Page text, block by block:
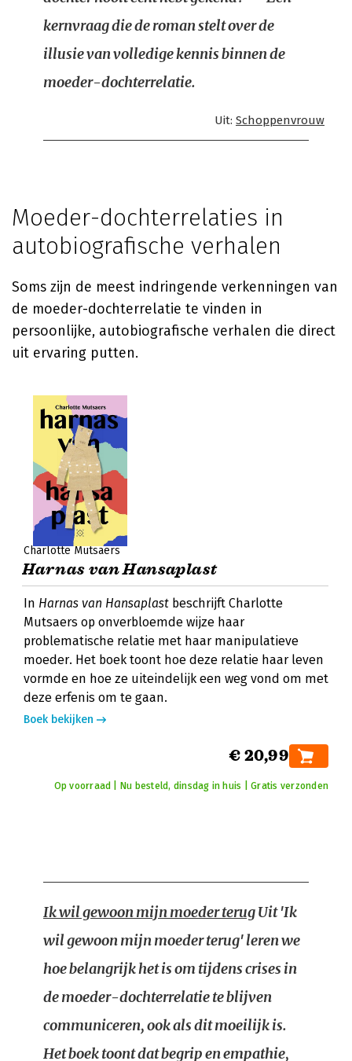
kernvraag die de roman stelt over de
illusie van volledige kennis binnen de
moeder-dochterrelatie.
Uit: Schoppenvrouw
Moeder-dochterrelaties in
autobiografische verhalen
Soms zijn de meest indringende verkenningen van
de moeder-dochterrelatie te vinden in
persoonlijke, autobiografische verhalen die direct
uit ervaring putten.
Charlotte Mutsaers
Harnas van Hansaplast
In Harnas van Hansaplast beschrijft Charlotte
Mutsaers op onverbloemde wijze haar
problematische relatie met haar manipulatieve
moeder. Het boek toont hoe deze relatie haar leven
vormde en hoe ze uiteindelijk een weg vond om met
deze erfenis om te gaan.
Boek bekijken
€ 20,99
Op voorraad | Nu besteld, dinsdag in huis | Gratis verzonden
Ik wil gewoon mijn moeder terugUit 'Ik
wil gewoon mijn moeder terug' leren we
hoe belangrijk het is om tijdens crises in
de moeder-dochterrelatie te blijven
communiceren, ook als dit moeilijk is.
Het boek toont dat begrip en empathie,